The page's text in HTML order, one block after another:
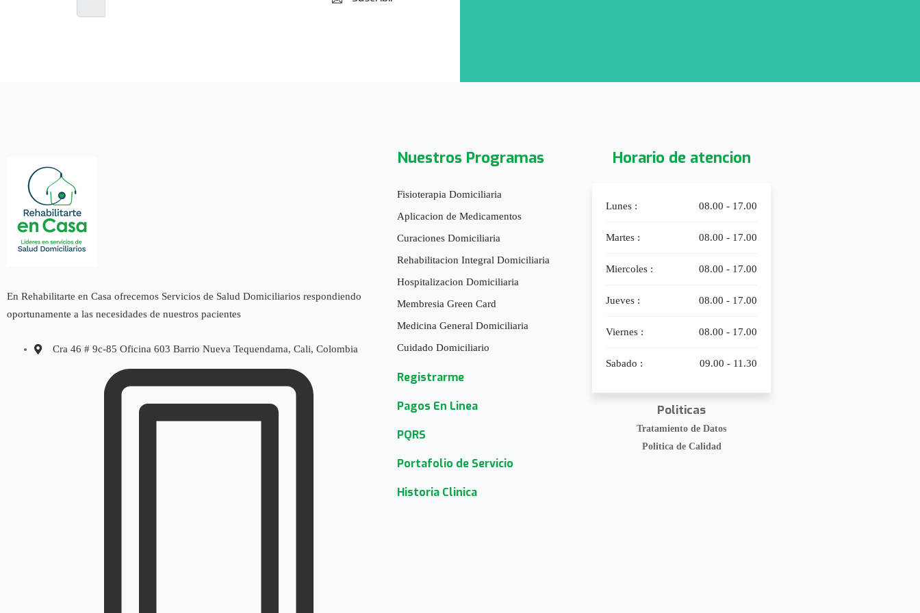
En Rehabilitarte en Casa ofrecemos Servicios de Salud Domiciliarios respondiendo
oportunamente a las necesidades de nuestros pacientes
Cra 46 # 9c-85 Oficina 603 Barrio Nueva Tequendama, Cali, Colombia
Nuestros Programas
Fisioterapia Domiciliaria
Aplicacion de Medicamentos
Curaciones Domiciliaria
Rehabilitacion Integral Domiciliaria
Hospitalizacion Domiciliaria
Membresia Green Card
Medicina General Domiciliaria
Cuidado Domiciliario
Registrarme
Pagos En Linea
PQRS
Portafolio de Servicio
Historia Clinica
Horario de atencion
Lunes : 08.00 - 17.00
Martes : 08.00 - 17.00
Miercoles : 08.00 - 17.00
Jueves : 08.00 - 17.00
Viernes : 08.00 - 17.00
Sabado : 09.00 - 11.30
Politicas
Tratamiento de Datos
Politica de Calidad